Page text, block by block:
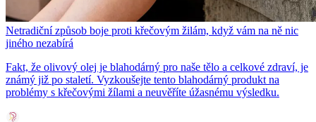
Netradiční způsob boje proti křečovým žilám, když vám na ně nic
jiného nezabírá
Fakt, že olivový olej je blahodárný pro naše tělo a celkové zdraví, je
známý již po staletí. Vyzkoušejte tento blahodárný produkt na
problémy s křečovými žílami a neuvěříte úžasnému výsledku.